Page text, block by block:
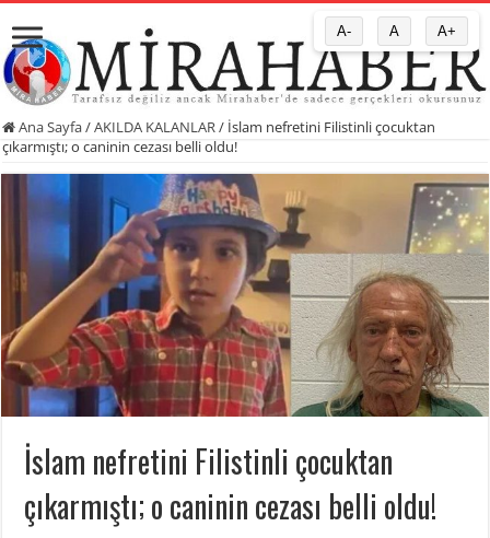
Ana Sayfa/AKILDA KALANLAR / İslam nefretini Filistinli çocuktan
çıkarmıştı; o caninin cezası belli oldu!
İslam nefretini Filistinli çocuktan
çıkarmıştı; o caninin cezası belli oldu!
A- A A+